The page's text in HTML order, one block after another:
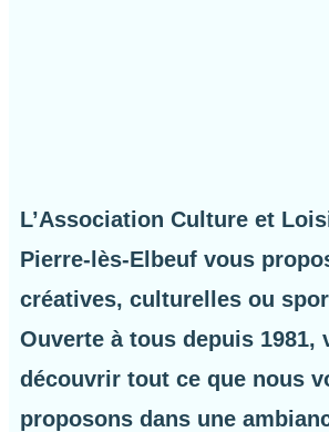
L’Association Culture et
Pierre-lès-Elbeuf vous
créatives, culturelles ou
Ouverte à tous depuis 1981,
découvrir tout ce que nous
proposons dans une